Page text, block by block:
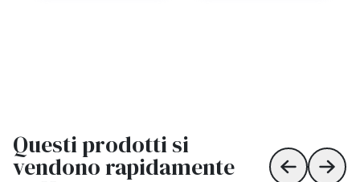
Questi prodotti si
vendono rapidamente Skip toSkip